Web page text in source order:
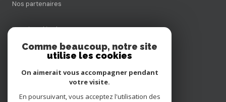
nos partenaires
mentions légales
Comme beaucoup, notre site
utilise les cookies
On aimerait vous accompagner pendant
votre visite.
En poursuivant, vous acceptez l'utilisation des